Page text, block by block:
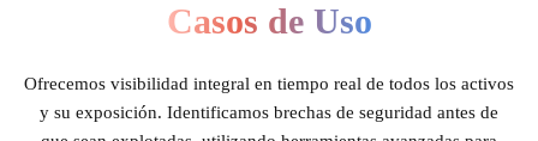
Casos de Uso
Ofrecemos visibilidad integral en tiempo real de todos los activos
y su exposición. Identificamos brechas de seguridad antes de